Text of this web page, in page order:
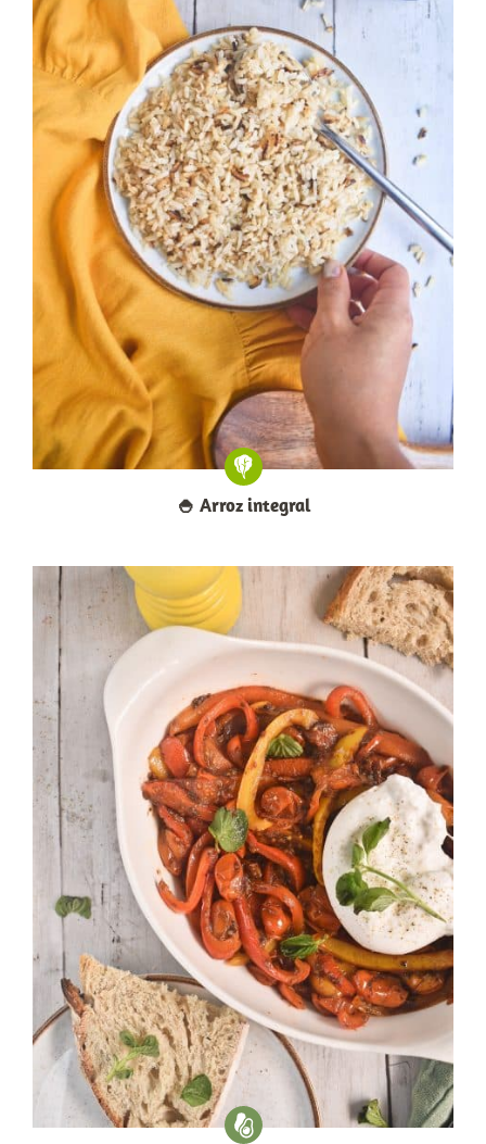
🍚​ Arroz integral